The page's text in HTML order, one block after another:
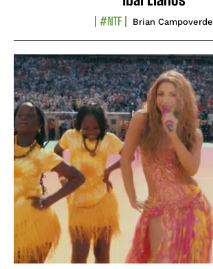
#NTF Brian Campoverde